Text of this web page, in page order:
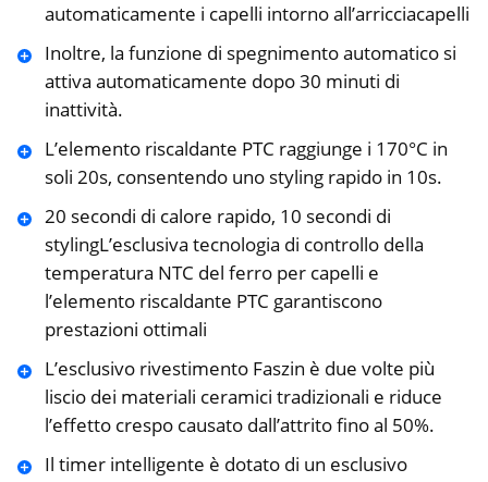
automaticamente i capelli intorno all’arricciacapelli
Inoltre, la funzione di spegnimento automatico si
attiva automaticamente dopo 30 minuti di
inattività.
L’elemento riscaldante PTC raggiunge i 170°C in
soli 20s, consentendo uno styling rapido in 10s.
20 secondi di calore rapido, 10 secondi di
stylingL’esclusiva tecnologia di controllo della
temperatura NTC del ferro per capelli e
l’elemento riscaldante PTC garantiscono
prestazioni ottimali
L’esclusivo rivestimento Faszin è due volte più
liscio dei materiali ceramici tradizionali e riduce
l’effetto crespo causato dall’attrito fino al 50%.
Il timer intelligente è dotato di un esclusivo